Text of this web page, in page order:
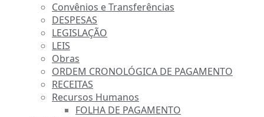
Convênios e Transferências
DESPESAS
LEGISLAÇÃO
LEIS
Obras
ORDEM CRONOLÓGICA DE PAGAMENTO
RECEITAS
Recursos Humanos
FOLHA DE PAGAMENTO